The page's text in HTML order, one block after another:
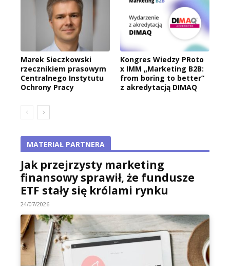
Marek Sieczkowski
rzecznikiem prasowym
Centralnego Instytutu
Ochrony Pracy
Kongres Wiedzy PRoto
x IMM „Marketing B2B:
from boring to better”
z akredytacją DIMAQ
MATERIAŁ PARTNERA
Jak przejrzysty marketing
finansowy sprawił, że fundusze
ETF stały się królami rynku
24/07/2026